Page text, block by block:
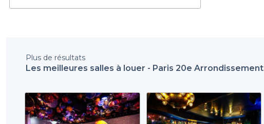
Plus de résultats
Les meilleures salles à louer - Paris 20e Arrondissement